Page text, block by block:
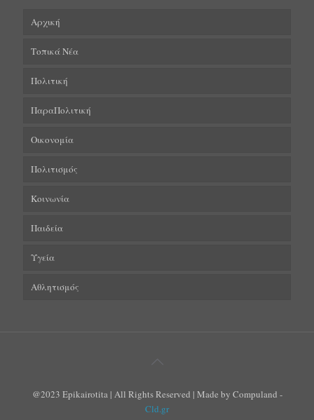
Αρχική
Τοπικά Νέα
Πολιτική
ΠαραΠολιτική
Οικονομία
Πολιτισμός
Κοινωνία
Παιδεία
Υγεία
Αθλητισμός
@2023 Epikairotita | All Rights Reserved | Made by Compuland -
Cld.gr